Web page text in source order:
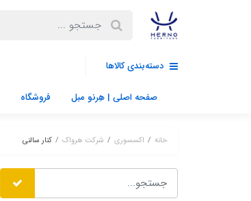
دسته‌بندی کالاها
صفحه اصلی | هِرنو مبل فروشگاه
خانه اکسسوری شرکت هرواک کنار سالنی